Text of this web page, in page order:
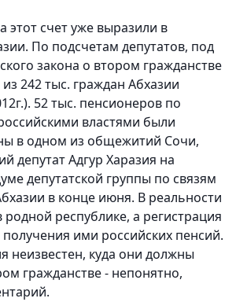
этот счет уже выразили в
По подсчетам депутатов, под
закона о втором гражданстве
242 тыс. граждан Абхазии
52 тыс. пенсионеров по
властями были
в одном из общежитий Сочи,
депутат Адгур Харазия на
депутатской группы по связям
в конце июня. В реальности
республике, а регистрация
ими российских пенсий.
неизвестен, куда они должны
гражданстве - непонятно,